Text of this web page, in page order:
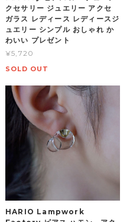
クセサリー ジュエリー アクセ
ガラス レディース レディースジ
ュエリー シンプル おしゃれ か
わいい プレゼント
¥5,720
SOLD OUT
HARIO Lampwork